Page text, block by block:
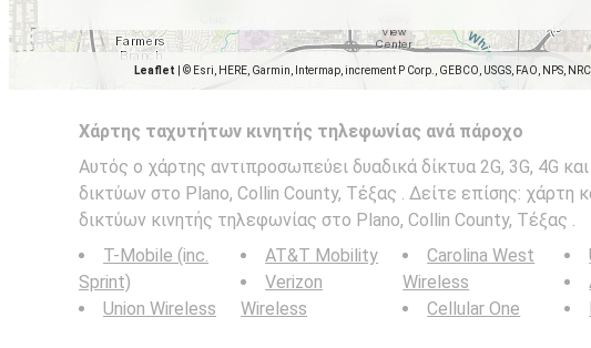
Leaflet © Esri, HERE, Garmin, Intermap, increment P Corp., GEBCO, USGS, FAO, NPS,
Χάρτης ταχυτήτων κινητής τηλεφωνίας ανά πάροχο
Αυτός ο χάρτης αντιπροσωπεύει δυαδικά δίκτυα 2G, 3G, 4G
δικτύων στο Plano, Collin County, Τέξας . Δείτε επίσης: χάρτη
δικτύων κινητής τηλεφωνίας στο Plano, Collin County, Τέξας .
T-Mobile (inc.
Sprint)
Union Wireless
AT&T Mobility
Verizon
Wireless
Carolina West
Wireless
Cellular One